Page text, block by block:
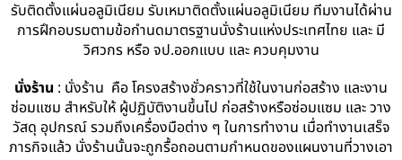
รับติดตั้งแผ่นอลูมิเนียม รับเหมาติดตั้งแผ่นอลูมิเนียม ทีมงานได้ผ่าน
การฝึกอบรมตามข้อกำนดมาตรฐานนั่งร้านแห่งประเทศไทย และ มี
วิศวกร หรือ จป.ออกแบบ และ ควบคุมงาน
นั่งร้าน : นั่งร้าน คือ โครงสร้างชั่วคราวที่ใช้ในงานก่อสร้าง และงาน
ซ่อมแซม สำหรับให้ ผู้ปฏิบัติงานขึ้นไป ก่อสร้างหรือซ่อมแซม และ วาง
วัสดุ อุปกรณ์ รวมถึงเครื่องมือต่าง ๆ ในการทำงาน เมื่อทำงานเสร็จ
ภารกิจแล้ว นั่งร้านนั้นจะถูกรื้อถอนตามกำหนดของแผนงานที่วางเอา